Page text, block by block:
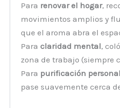
Para renovar el hogar,
movimientos amplios y
que el aroma abra el
Paraclaridad mental,
zona de trabajo (siempre
Para purificación personal
pase suavemente cerca